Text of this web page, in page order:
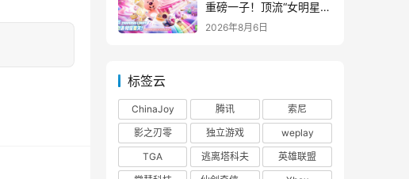
重磅一子！顶流“女明星”
ZANMANG LOOPY 正版
2026年8月6日
标签云
ChinaJoy 腾讯
索尼
影之刃零
独立游戏
weplay
TGA
逃离塔科夫
英雄联盟